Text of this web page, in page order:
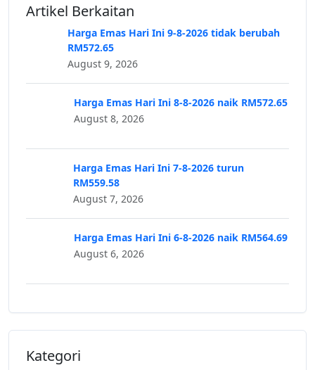
Artikel Berkaitan
Harga Emas Hari Ini 9-8-2026 tidak berubah
RM572.65
August 9, 2026
Harga Emas Hari Ini 8-8-2026 naik RM572.65
August 8, 2026
Harga Emas Hari Ini 7-8-2026 turun
RM559.58
August 7, 2026
Harga Emas Hari Ini 6-8-2026 naik RM564.69
August 6, 2026
Kategori